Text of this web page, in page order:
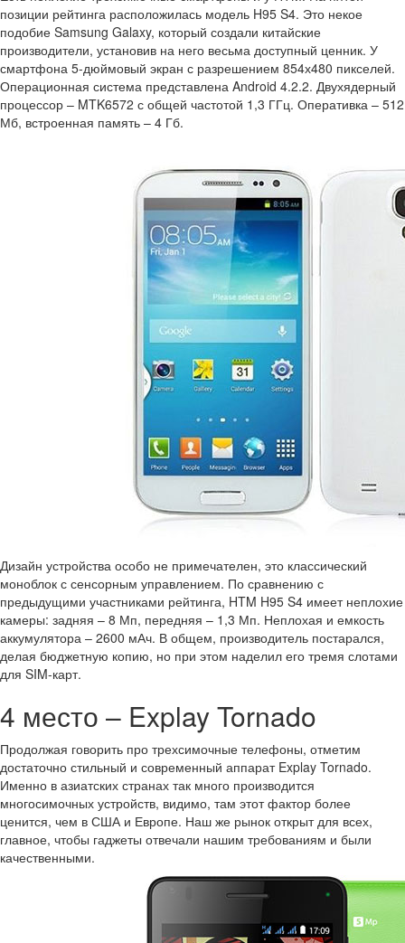
позиции рейтинга расположилась модель H95 S4. Это некое
подобие Samsung Galaxy, который создали китайские
производители, установив на него весьма доступный ценник. У
смартфона 5-дюймовый экран с разрешением 854х480 пикселей.
Операционная система представлена Android 4.2.2. Двухядерный
процессор – MTK6572 с общей частотой 1,3 ГГц. Оперативка – 512
Мб, встроенная память – 4 Гб.
Дизайн устройства особо не примечателен, это классический
моноблок с сенсорным управлением. По сравнению с
предыдущими участниками рейтинга, HTM H95 S4 имеет неплохие
камеры: задняя – 8 Мп, передняя – 1,3 Мп. Неплохая и емкость
аккумулятора – 2600 мАч. В общем, производитель постарался,
делая бюджетную копию, но при этом наделил его тремя слотами
для SIM-карт.
4 место – Explay Tornado
Продолжая говорить про трехсимочные телефоны, отметим
достаточно стильный и современный аппарат Explay Tornado.
Именно в азиатских странах так много производится
многосимочных устройств, видимо, там этот фактор более
ценится, чем в США и Европе. Наш же рынок открыт для всех,
главное, чтобы гаджеты отвечали нашим требованиям и были
качественными.